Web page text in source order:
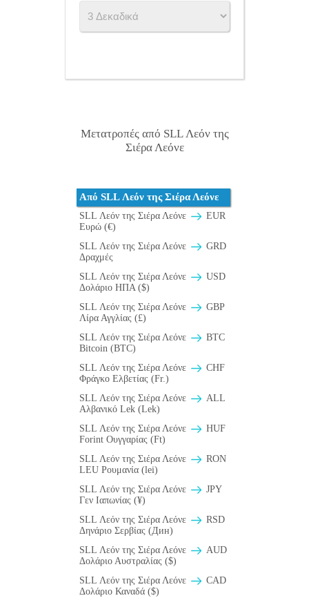
Μετατροπές από SLL Λεόν της
Σιέρα Λεόνε
Από SLL Λεόν της Σιέρα Λεόνε
SLL Λεόν της Σιέρα Λεόνε
EUR
Ευρώ (€)
SLL Λεόν της Σιέρα Λεόνε
GRD
Δραχμές
SLL Λεόν της Σιέρα Λεόνε
USD
Δολάριο ΗΠΑ ($)
SLL Λεόν της Σιέρα Λεόνε
GBP
Λίρα Αγγλίας (£)
SLL Λεόν της Σιέρα Λεόνε
BTC
Bitcoin (BTC)
SLL Λεόν της Σιέρα Λεόνε
CHF
Φράγκο Ελβετίας (Fr.)
SLL Λεόν της Σιέρα Λεόνε
ALL
Αλβανικό Lek (Lek)
SLL Λεόν της Σιέρα Λεόνε
HUF
Forint Ουγγαρίας (Ft)
SLL Λεόν της Σιέρα Λεόνε
RON
LEU Ρουμανία (lei)
SLL Λεόν της Σιέρα Λεόνε
JPY
Γεν Ιαπωνίας (¥)
SLL Λεόν της Σιέρα Λεόνε
RSD
Δηνάριο Σερβίας (Дин)
SLL Λεόν της Σιέρα Λεόνε
AUD
Δολάριο Αυστραλίας ($)
SLL Λεόν της Σιέρα Λεόνε
CAD
Δολάριο Καναδά ($)